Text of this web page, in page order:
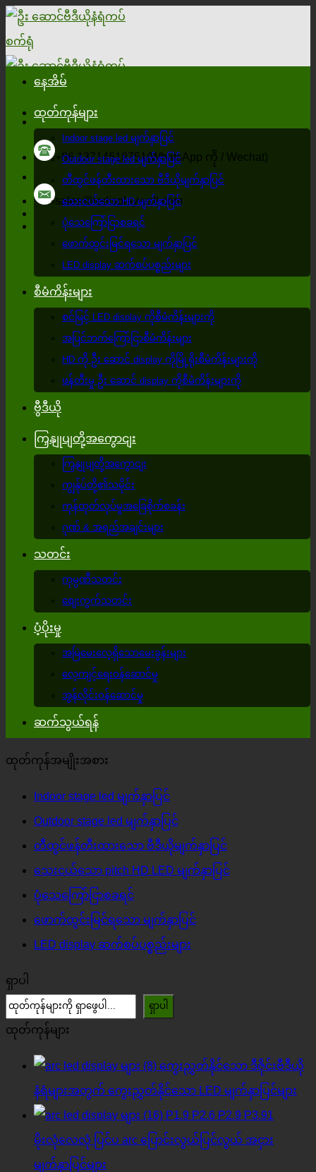
အကြောင်းအရာ
Skip
+86 13714518751(WhatsApp ကို / Wechat)
sales@ledisplaywall.com
နေအိမ်
ထုတ်ကုန်များ
Indoor stage led မျက်နှာပြင်
Outdoor stage led မျက်နှာပြင်
တီထွင်ဖန်တီးထားသော ဗီဒီယိုမျက်နှာပြင်
သေးငယ်သော HD မျက်နှာပြင်
ပုံသေကြော်ငြာစခရင်
ဖောက်ထွင်းမြင်ရသော မျက်နှာပြင်
LED display ဆက်စပ်ပစ္စည်းများ
စီမံကိန်းများ
စင်မြင့် LED display ကိုစီမံကိန်းများကို
အပြင်ဘက်ကြော်ငြာစီမံကိန်းများ
HD ကို ဦး ဆောင် display ကိုမြို့ရိုးစီမံကိန်းများကို
ဖန်တီးမှု ဦး ဆောင် display ကိုစီမံကိန်းများကို
ဗွီဒီယို
ကြှနျုပျတို့အကွောငျး
ကြှနျုပျတို့အကွောငျး
ကျွန်ုပ်တို့၏သမိုင်း
ကုန်ထုတ်လုပ်မှုအခြေစိုက်စခန်း
ဂုဏ် & အရည်အချင်းများ
သတင်း
ကုမ္ပဏီသတင်း
စျေးကွက်သတင်း
ပံ့ပိုးမှု
အမြဲမေးလေ့ရှိသောမေးခွန်းများ
လေ့ကျင့်ရေးဝန်ဆောင်မှု
အွန်လိုင်းဝန်ဆောင်မှု
ဆက်သွယ်ရန်
ထုတ်ကုန်အမျိုးအစား
Indoor stage led မျက်နှာပြင်
Outdoor stage led မျက်နှာပြင်
တီထွင်ဖန်တီးထားသော ဗီဒီယိုမျက်နှာပြင်
သေးငယ်သော pitch HD LED မျက်နှာပြင်
ပုံသေကြော်ငြာစခရင်
ဖောက်ထွင်းမြင်ရသော မျက်နှာပြင်
LED display ဆက်စပ်ပစ္စည်းများ
ရှာပါ
ရှာပါ
ထုတ်ကုန်များ
ကွေးညွှတ်နိုင်သော ဒီဇိုင်းဗီဒီယို
နံရံများအတွက် ကွေးညွှတ်နိုင်သော LED မျက်နှာပြင်များ
P1.9 P2.6 P2.9 P3.91
မိုးလုံလေလုံ ပြင်ပ arc ပြောင်းလွယ်ပြင်လွယ် အငှား
မျက်နှာပြင်များ